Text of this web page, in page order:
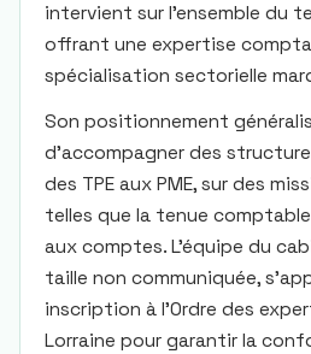
intervient sur l’ensemble du
offrant une expertise
spécialisation sectorielle
Son positionnement
d’accompagner des
des TPE aux PME, sur des
telles que la tenue
aux comptes. L’équipe du
taille non communiquée,
inscription à l’Ordre des
Lorraine pour garantir la